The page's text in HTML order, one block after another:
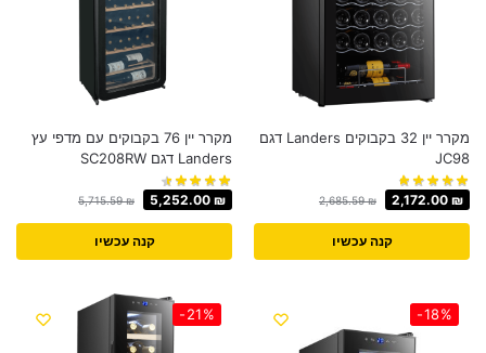
מקרר יין 32 ‏בקבוקים Landers דגם
JC98
2,685.59₪ 2,172.00 ₪
קנה עכשיו
מקרר יין 76 בקבוקים עם מדפי עץ
Landers דגם SC208RW
5,715.59₪ 5,252.00 ₪
קנה עכשיו
-18%
-21%